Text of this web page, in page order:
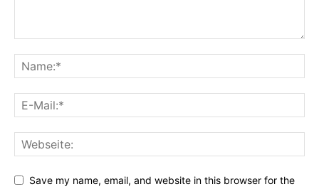
Save my name, email, and website in this browser for the